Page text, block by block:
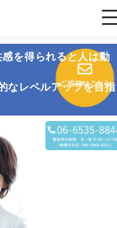
を得られると人は動
なレベルアップを目指